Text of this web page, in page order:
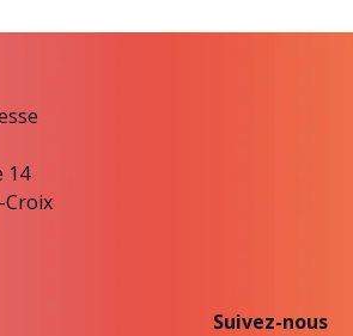
14
Croix
Suivez-nous